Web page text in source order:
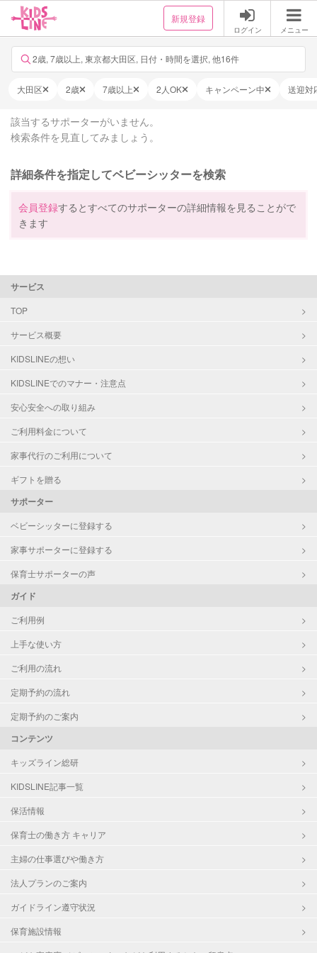
新規登録
ログイン メニュー
2歳, 7歳以上, 東京都大田区, 日付・時間を選択, 他16件
大田区 2歳 7歳以上 2人OK キャンペーン中 送迎対
該当するサポーターがいません。
検索条件を見直してみましょう。
詳細条件を指定してベビーシッターを検索
会員登録するとすべてのサポーターの詳細情報を見ることがで
きます
サービス
TOP
サービス概要
KIDSLINEの想い
KIDSLINEでのマナー・注意点
安心安全への取り組み
ご利用料金について
家事代行のご利用について
ギフトを贈る
サポーター
ベビーシッターに登録する
家事サポーターに登録する
保育士サポーターの声
ガイド
ご利用例
上手な使い方
ご利用の流れ
定期予約の流れ
定期予約のご案内
コンテンツ
キッズライン総研
KIDSLINE記事一覧
保活情報
保育士の働き方 キャリア
主婦の仕事選びや働き方
法人プランのご案内
ガイドライン遵守状況
保育施設情報